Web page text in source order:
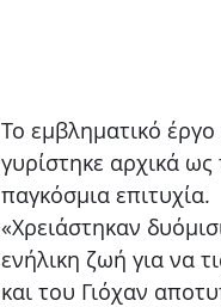
Το εμβληματικό
γυρίστηκε αρχικά ως
παγκόσμια επιτυχία.
«Χρειάστηκαν
ενήλικη ζωή για να
και του Γιόχαν